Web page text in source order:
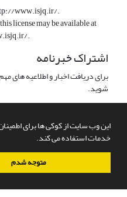
این وب سایت از کوکی ها برای
خدمات استفاده می کند.
متوجه شدم
www.isjq.ir/.
license may be available at
.
اشتراک خبرنامه
برای دریافت اخبار و اطلاعیه
شوید.
سامانه مدیریت نشریات علمی.